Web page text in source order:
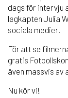
dags för intervju
lagkapten Julia
sociala medier.
För att se
gratis
även massvis av
Nu kör vi!